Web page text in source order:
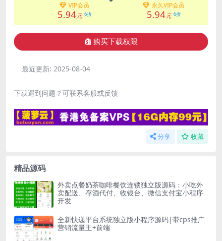
VIP会员
5.94元 6折
永久VIP会员
5.94元 6折
购买下载权限
最近更新: 2025-08-04
下载遇到问题？可联系客服或反馈
分享 收藏
精品源码
外卖点餐奶茶咖啡餐饮连锁独立版源码：小吃外
卖配送、存酒代付、收银台、微信支付宝小程序
开发
全新快递平台系统独立版小程序源码|带cps推广
营销流量主+前端